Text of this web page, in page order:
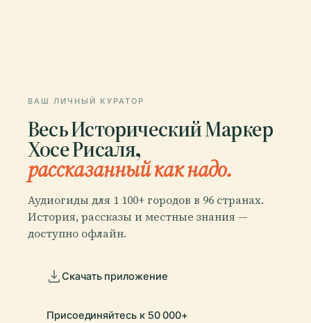
ВАШ ЛИЧНЫЙ КУРАТОР
Весь Исторический Маркер
Хосе Рисаля,
рассказанный как надо.
Аудиогиды для 1 100+ городов в 96 странах.
История, рассказы и местные знания —
доступно офлайн.
Скачать приложение
Присоединяйтесь к 50 000+